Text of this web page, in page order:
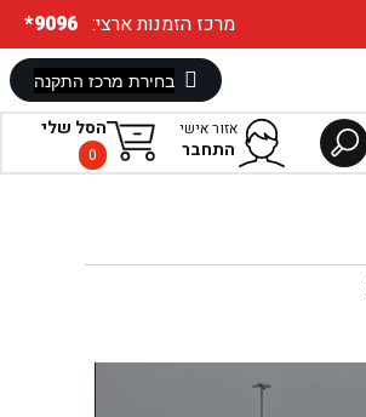
*9096 :מרכז הזמנות ארצי
הסל שלי
0
אזור אישי
התחבר